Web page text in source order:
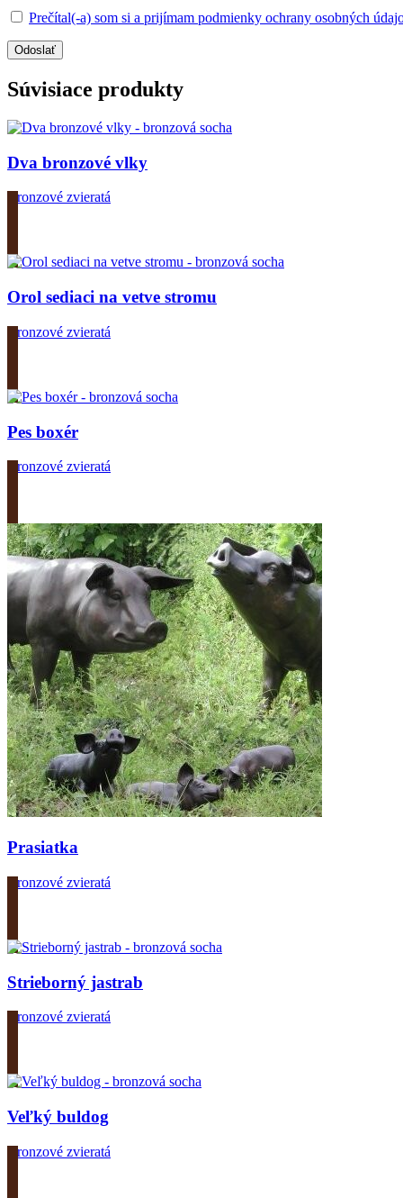
Prečítal(-a) som si a prijímam podmienky ochrany osobných
Súvisiace produkty
Dva bronzové vlky
Bronzové zvieratá
Orol sediaci na vetve stromu
Bronzové zvieratá
Pes boxér
Bronzové zvieratá
Prasiatka
Bronzové zvieratá
Strieborný jastrab
Bronzové zvieratá
Veľký buldog
Bronzové zvieratá